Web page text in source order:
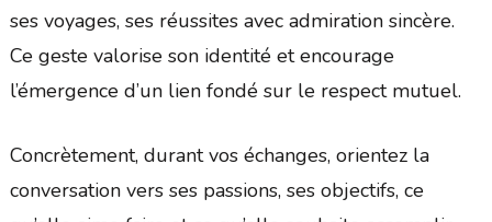
ses voyages, ses réussites avec admiration sincère.
Ce geste valorise son identité et encourage
l’émergence d’un lien fondé sur le respect mutuel.
Concrètement, durant vos échanges, orientez la
conversation vers ses passions, ses objectifs, ce